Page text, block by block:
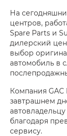
На
центров,
Spare Parts и
дилерский
выбор
автомобиль в
Компания
завтрашнем
благодаря
сервису.